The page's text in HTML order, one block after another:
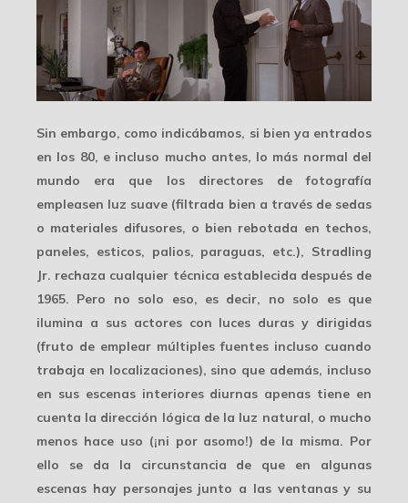
Sin embargo, como indicábamos, si bien ya entrados
en los 80, e incluso mucho antes, lo más normal del
mundo era que los directores de fotografía
empleasen luz suave (filtrada bien a través de sedas
o materiales difusores, o bien rebotada en techos,
paneles, esticos, palios, paraguas, etc.), Stradling
Jr. rechaza cualquier técnica establecida después de
1965. Pero no solo eso, es decir, no solo es que
ilumina a sus actores con luces duras y dirigidas
(fruto de emplear múltiples fuentes incluso cuando
trabaja en localizaciones), sino que además, incluso
en sus escenas interiores diurnas apenas tiene en
cuenta la dirección lógica de la luz natural, o mucho
menos hace uso (¡ni por asomo!) de la misma. Por
ello se da la circunstancia de que en algunas
escenas hay personajes junto a las ventanas y su